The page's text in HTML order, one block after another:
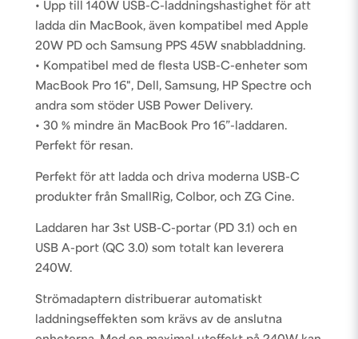
• Upp till 140W USB-C-laddningshastighet för att
ladda din MacBook, även kompatibel med Apple
20W PD och Samsung PPS 45W snabbladdning.
• Kompatibel med de flesta USB-C-enheter som
MacBook Pro 16", Dell, Samsung, HP Spectre och
andra som stöder USB Power Delivery.
• 30 % mindre än MacBook Pro 16”-laddaren.
Perfekt för resan.
Perfekt för att ladda och driva moderna USB-C
produkter från SmallRig, Colbor, och ZG Cine.
Laddaren har 3st USB-C-portar (PD 3.1) och en
USB A-port (QC 3.0) som totalt kan leverera
240W.
Strömadaptern distribuerar automatiskt
laddningseffekten som krävs av de anslutna